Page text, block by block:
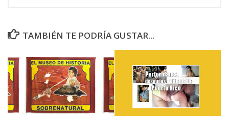
TAMBIÉN TE PODRÍA GUSTAR...